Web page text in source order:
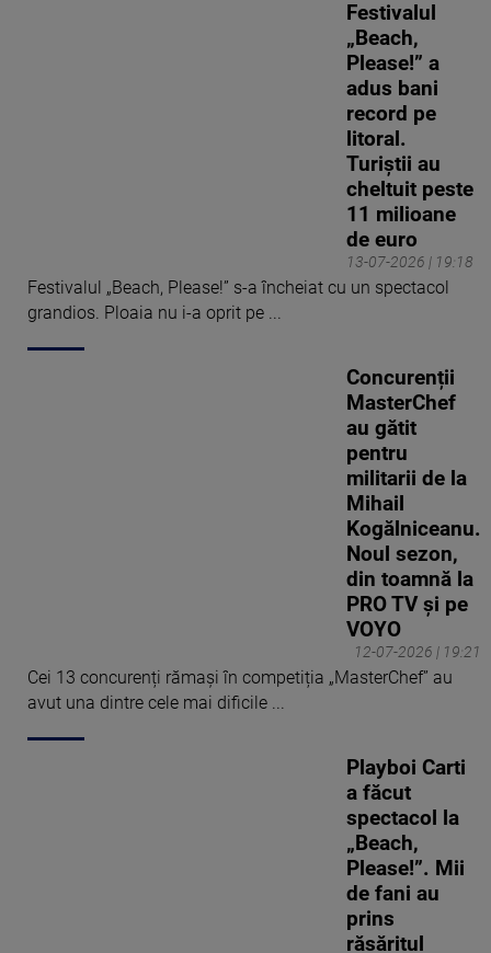
13-07-2026 | 19:18
Festivalul
„Beach,
Please!” a
adus bani
record pe
litoral.
Turiștii au
cheltuit peste
11 milioane
de euro
Festivalul „Beach, Please!” s-a încheiat cu un spectacol
grandios. Ploaia nu i-a oprit pe ...
12-07-2026 | 19:21
Concurenții
MasterChef
au gătit
pentru
militarii de la
Mihail
Kogălniceanu.
Noul sezon,
din toamnă la
PRO TV și pe
VOYO
Cei 13 concurenți rămași în competiția „MasterChef” au
avut una dintre cele mai dificile ...
Playboi Carti
a făcut
spectacol la
„Beach,
Please!”. Mii
de fani au
prins
răsăritul